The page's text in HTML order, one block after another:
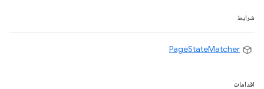
شرایط
PageStateMatcher
اقدامات